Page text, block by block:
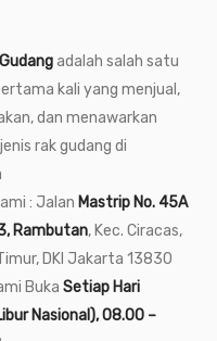
adalah salah satu
kali yang menjual,
dan menawarkan
rak gudang di
: Jalan Mastrip No. 45A
Rambutan, Kec. Ciracas,
DKI Jakarta 13830
Buka Setiap Hari
Nasional), 08.00 –